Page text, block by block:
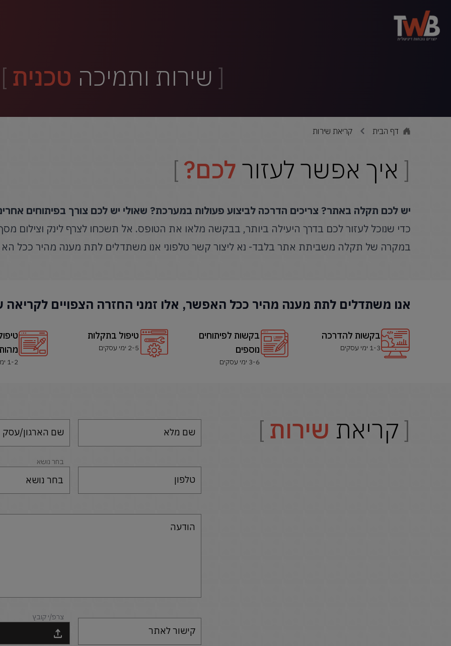
שירות ותמיכה טכנית
דף הבית קריאת שירות
איך אפשר לעזור לכם?
יש לכם תקלה באתר? צריכים הדרכה לביצוע פעולות במערכת? שאולי יש לכם צורך בפיתוחים
כדי שנוכל לעזור לכם בדרך היעילה ביותר, בבקשה מלאו את הטופס. אל תשכחו לצרף לינק וצילום
במקרה של תקלה משביתת אתר בלבד- נא ליצור קשר טלפוני אנו משתדלים לתת מענה מהיר ככל הא
אנו משתדלים לתת מענה מהיר ככל האפשר, אלו זמני החזרה הצפויים
בקשות להדרכה
1-3 ימי עסקים
בקשות לפיתוחים
נוספים
3-6 ימי עסקים
טיפול בתקלות
2-5 ימי עסקים
1-2 ימי עסקים
קריאת שירות שם מלא שם הארגון/עסק
טלפון בחר נושא
בחר נושא
הודעה
קישור לאתר
צרפ/י קובץ